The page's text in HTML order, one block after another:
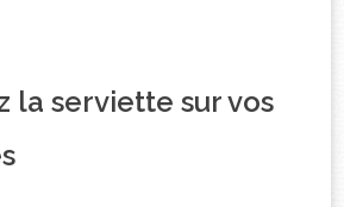
la serviette sur vos